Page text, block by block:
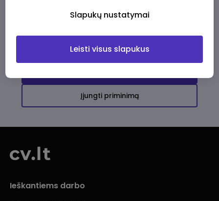
darbo pasiūlymų
Įjungti priminimą
Ieškantiems darbo
Slapukų nustatymai
Leisti visus slapukus